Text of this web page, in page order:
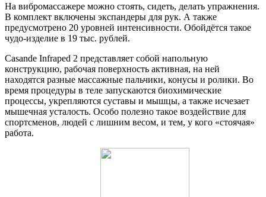
На вибромассажере можно стоять, сидеть, делать упражнения.
В комплект включены экспандеры для рук. А также
предусмотрено 20 уровней интенсивности. Обойдётся такое
чудо-изделие в 19 тыс. рублей.
Casande Infraped 2 представляет собой напольную
конструкцию, рабочая поверхность активная, на ней
находятся разные массажные пальчики, конусы и ролики. Во
время процедуры в теле запускаются биохимические
процессы, укрепляются суставы и мышцы, а также исчезает
мышечная усталость. Особо полезно такое воздействие для
спортсменов, людей с лишним весом, и тем, у кого «стоячая»
работа.